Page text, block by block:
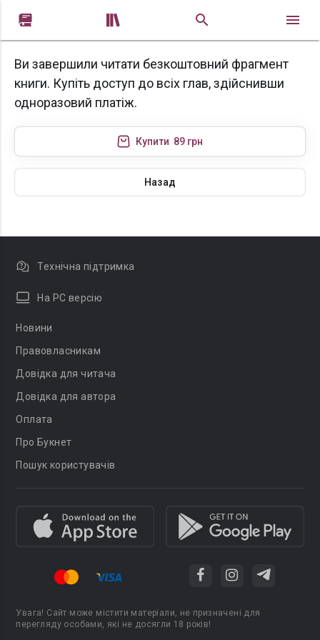
 
Ви завершили читати безкоштовний фрагмент
книги. Купіть доступ до всіх глав, здійснивши
одноразовий платіж.
Купити 89 грн
Назад
Технічна підтримка
На PC версію
Новини
Правовласникам
Довідка для читача
Довідка для автора
Оплата
Про Букнет
Пошук користувачів
Увага! Сайт може містити матеріали, не призначені для
перегляду особами, які не досягли 18 років!